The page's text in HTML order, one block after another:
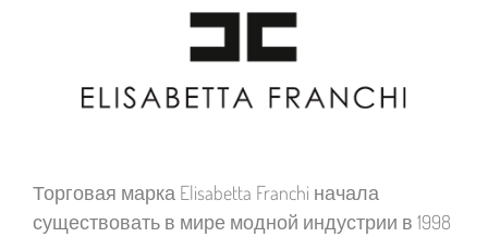
Торговая марка Elisabetta Franchi начала
существовать в мире модной индустрии в 1998